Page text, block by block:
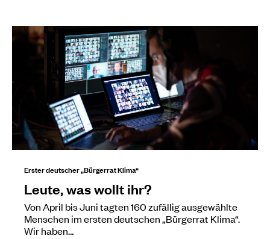
Erster deutscher „Bürgerrat Klima“
Leute, was wollt ihr?
Von April bis Juni tagten 160 zufällig ausgewählte
Menschen im ersten deutschen „Bürgerrat Klima“.
Wir haben…